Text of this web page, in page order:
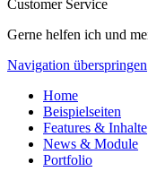
Customer Service
Gerne helfen ich und
Navigation überspringen
Home
Beispielseiten
Features & Inhalte
News & Module
Portfolio